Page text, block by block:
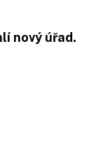
nový úřad.